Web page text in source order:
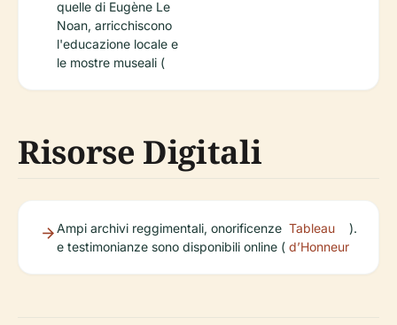
quelle di Eugène Le
Noan, arricchiscono
l'educazione locale e
le mostre museali (
Risorse Digitali
Ampi archivi reggimentali, onorificenze
e testimonianze sono disponibili online (
Tableau
d’Honneur
).